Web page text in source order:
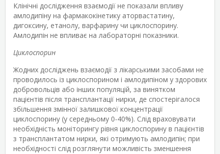
Клінічні дослідження взаємодії не показали впливу
амлодипіну на фармакокінетику аторвастатину,
дигоксину, етанолу, варфарину чи циклоспорину.
Амлодипін не впливає на лабораторні показники.
Циклоспорин
Жодних досліджень взаємодії з лікарськими засобами не
проводилось із циклоспорином і амлодипіном у здорових
добровольців або інших популяцій, за винятком
пацієнтів після трансплантації нирки, де спостерігалося
збільшення змінної залишкової концентрації
циклоспорину (у середньому 0-40%). Слід враховувати
необхідність моніторингу рівня циклоспорину в пацієнтів
з трансплантатом нирки, які отримують амлодипін; при
необхідності слід розглянути можливість зменшення